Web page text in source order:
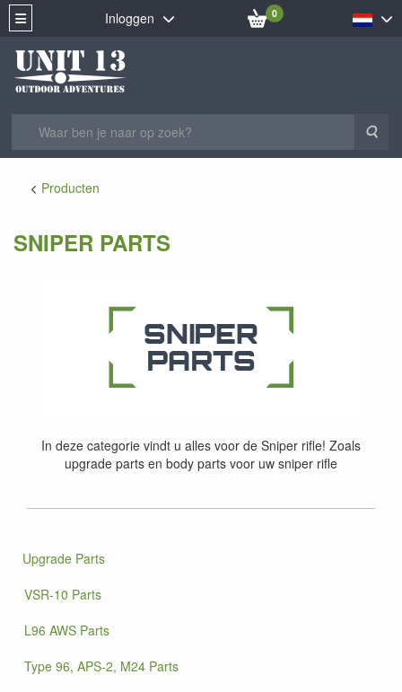
Inloggen 0
Producten
SNIPER PARTS
In deze categorie vindt u alles voor de Sniper rifle! Zoals
upgrade parts en body parts voor uw sniper rifle
Upgrade Parts
VSR-10 Parts
L96 AWS Parts
Type 96, APS-2, M24 Parts